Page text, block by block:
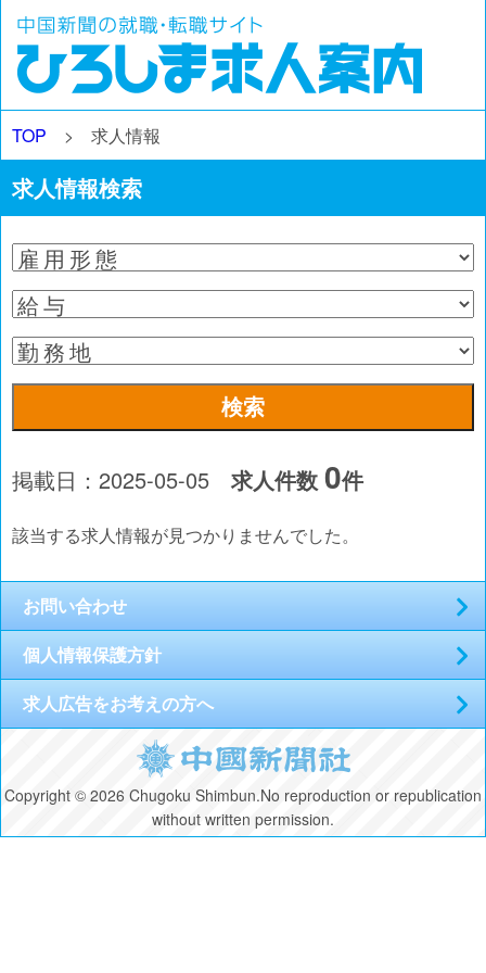
TOP > 求人情報
求人情報検索
掲載日：2025-05-05 求人件数 0件
該当する求人情報が見つかりませんでした。
お問い合わせ
個人情報保護方針
求人広告をお考えの方へ
Copyright © 2026 Chugoku Shimbun.No reproduction or republication
without written permission.